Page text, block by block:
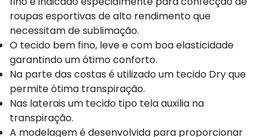
roupas esportivas de alto rendimento que
necessitam de sublimação.
O tecido bem fino, leve e com boa elasticidade
garantindo um ótimo conforto.
Na parte das costas é utilizado um tecido Dry que
permite ótima transpiração.
Nas laterais um tecido tipo tela auxilia na
transpiração.
A modelagem é desenvolvida para proporcionar